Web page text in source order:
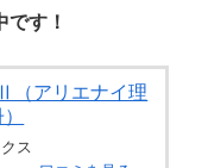
です！
（アリエナイ理
ス